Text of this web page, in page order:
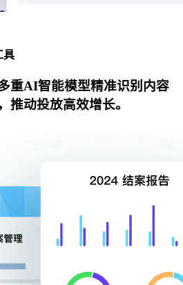
具
重AI智能模型精准识别内容
推动投放高效增长。